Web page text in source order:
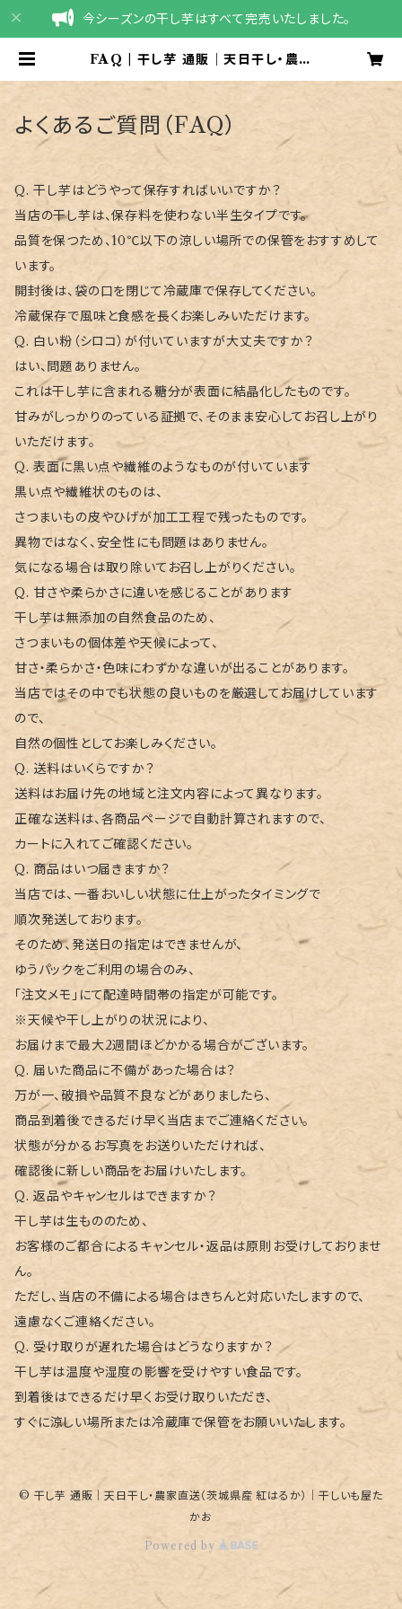
今シーズンの干し芋はすべて完売いたしました。
FAQ | 干し芋 通販｜天日干し・農家
よくあるご質問（FAQ）
Q. 干し芋はどうやって保存すればいいですか？
当店の干し芋は、保存料を使わない半生タイプです。
品質を保つため、10℃以下の涼しい場所での保管をおすすめして
います。
開封後は、袋の口を閉じて冷蔵庫で保存してください。
冷蔵保存で風味と食感を長くお楽しみいただけます。
Q. 白い粉（シロコ）が付いていますが大丈夫ですか？
はい、問題ありません。
これは干し芋に含まれる糖分が表面に結晶化したものです。
甘みがしっかりのっている証拠で、そのまま安心してお召し上がり
いただけます。
Q. 表面に黒い点や繊維のようなものが付いています
黒い点や繊維状のものは、
さつまいもの皮やひげが加工工程で残ったものです。
異物ではなく、安全性にも問題はありません。
気になる場合は取り除いてお召し上がりください。
Q. 甘さや柔らかさに違いを感じることがあります
干し芋は無添加の自然食品のため、
さつまいもの個体差や天候によって、
甘さ・柔らかさ・色味にわずかな違いが出ることがあります。
当店ではその中でも状態の良いものを厳選してお届けしています
ので、
自然の個性としてお楽しみください。
Q. 送料はいくらですか？
送料はお届け先の地域と注文内容によって異なります。
正確な送料は、各商品ページで自動計算されますので、
カートに入れてご確認ください。
Q. 商品はいつ届きますか？
当店では、一番おいしい状態に仕上がったタイミングで
順次発送しております。
そのため、発送日の指定はできませんが、
ゆうパックをご利用の場合のみ、
「注文メモ」にて配達時間帯の指定が可能です。
※天候や干し上がりの状況により、
お届けまで最大2週間ほどかかる場合がございます。
Q. 届いた商品に不備があった場合は？
万が一、破損や品質不良などがありましたら、
商品到着後できるだけ早く当店までご連絡ください。
状態が分かるお写真をお送りいただければ、
確認後に新しい商品をお届けいたします。
Q. 返品やキャンセルはできますか？
干し芋は生もののため、
お客様のご都合によるキャンセル・返品は原則お受けしておりませ
ん。
ただし、当店の不備による場合はきちんと対応いたしますので、
遠慮なくご連絡ください。
Q. 受け取りが遅れた場合はどうなりますか？
干し芋は温度や湿度の影響を受けやすい食品です。
到着後はできるだけ早くお受け取りいただき、
すぐに涼しい場所または冷蔵庫で保管をお願いいたします。
© 干し芋 通販｜天日干し・農家直送（茨城県産 紅はるか）｜干しいも屋た
かお
Powered by